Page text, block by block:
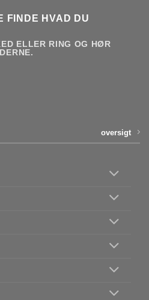
FINDE HVAD DU
ELLER RING OG HØR
oversigt